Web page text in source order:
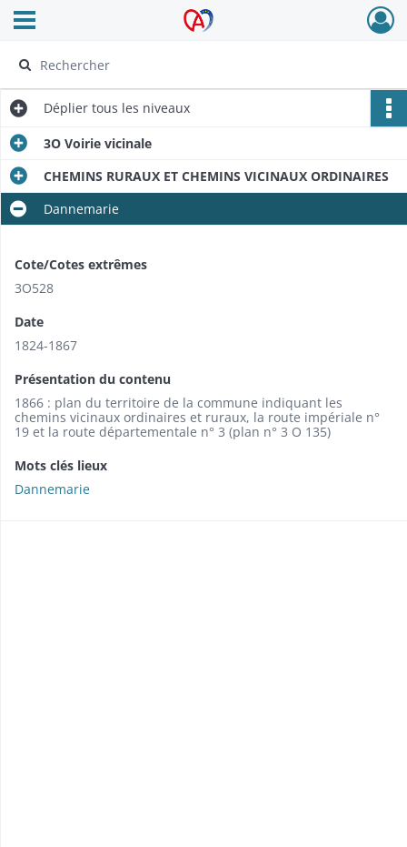
Archives Alsace - Colmar
Ouvrir le menu déroulant
Déplier tous les niveaux
3O Voirie vicinale
CHEMINS RURAUX ET CHEMINS VICINAUX ORDINAIRES
Dannemarie
Cote/Cotes extrêmes
3O528
Date
1824-1867
Présentation du contenu
1866 : plan du territoire de la commune indiquant les
chemins vicinaux ordinaires et ruraux, la route impériale n°
19 et la route départementale n° 3 (plan n° 3 O 135)
Mots clés lieux
Dannemarie